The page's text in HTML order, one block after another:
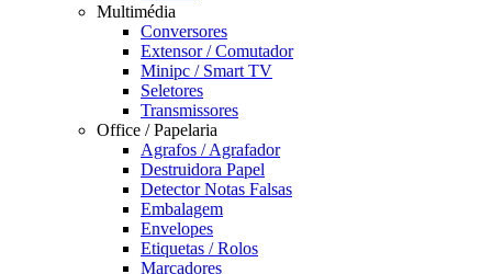
Multimédia
Conversores
Extensor / Comutador
Minipc / Smart TV
Seletores
Transmissores
Office / Papelaria
Agrafos / Agrafador
Destruidora Papel
Detector Notas Falsas
Embalagem
Envelopes
Etiquetas / Rolos
Marcadores